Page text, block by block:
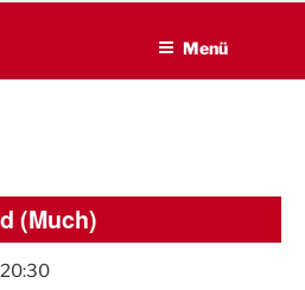
Selbsterfahrung
Menü
(Much)
20:30